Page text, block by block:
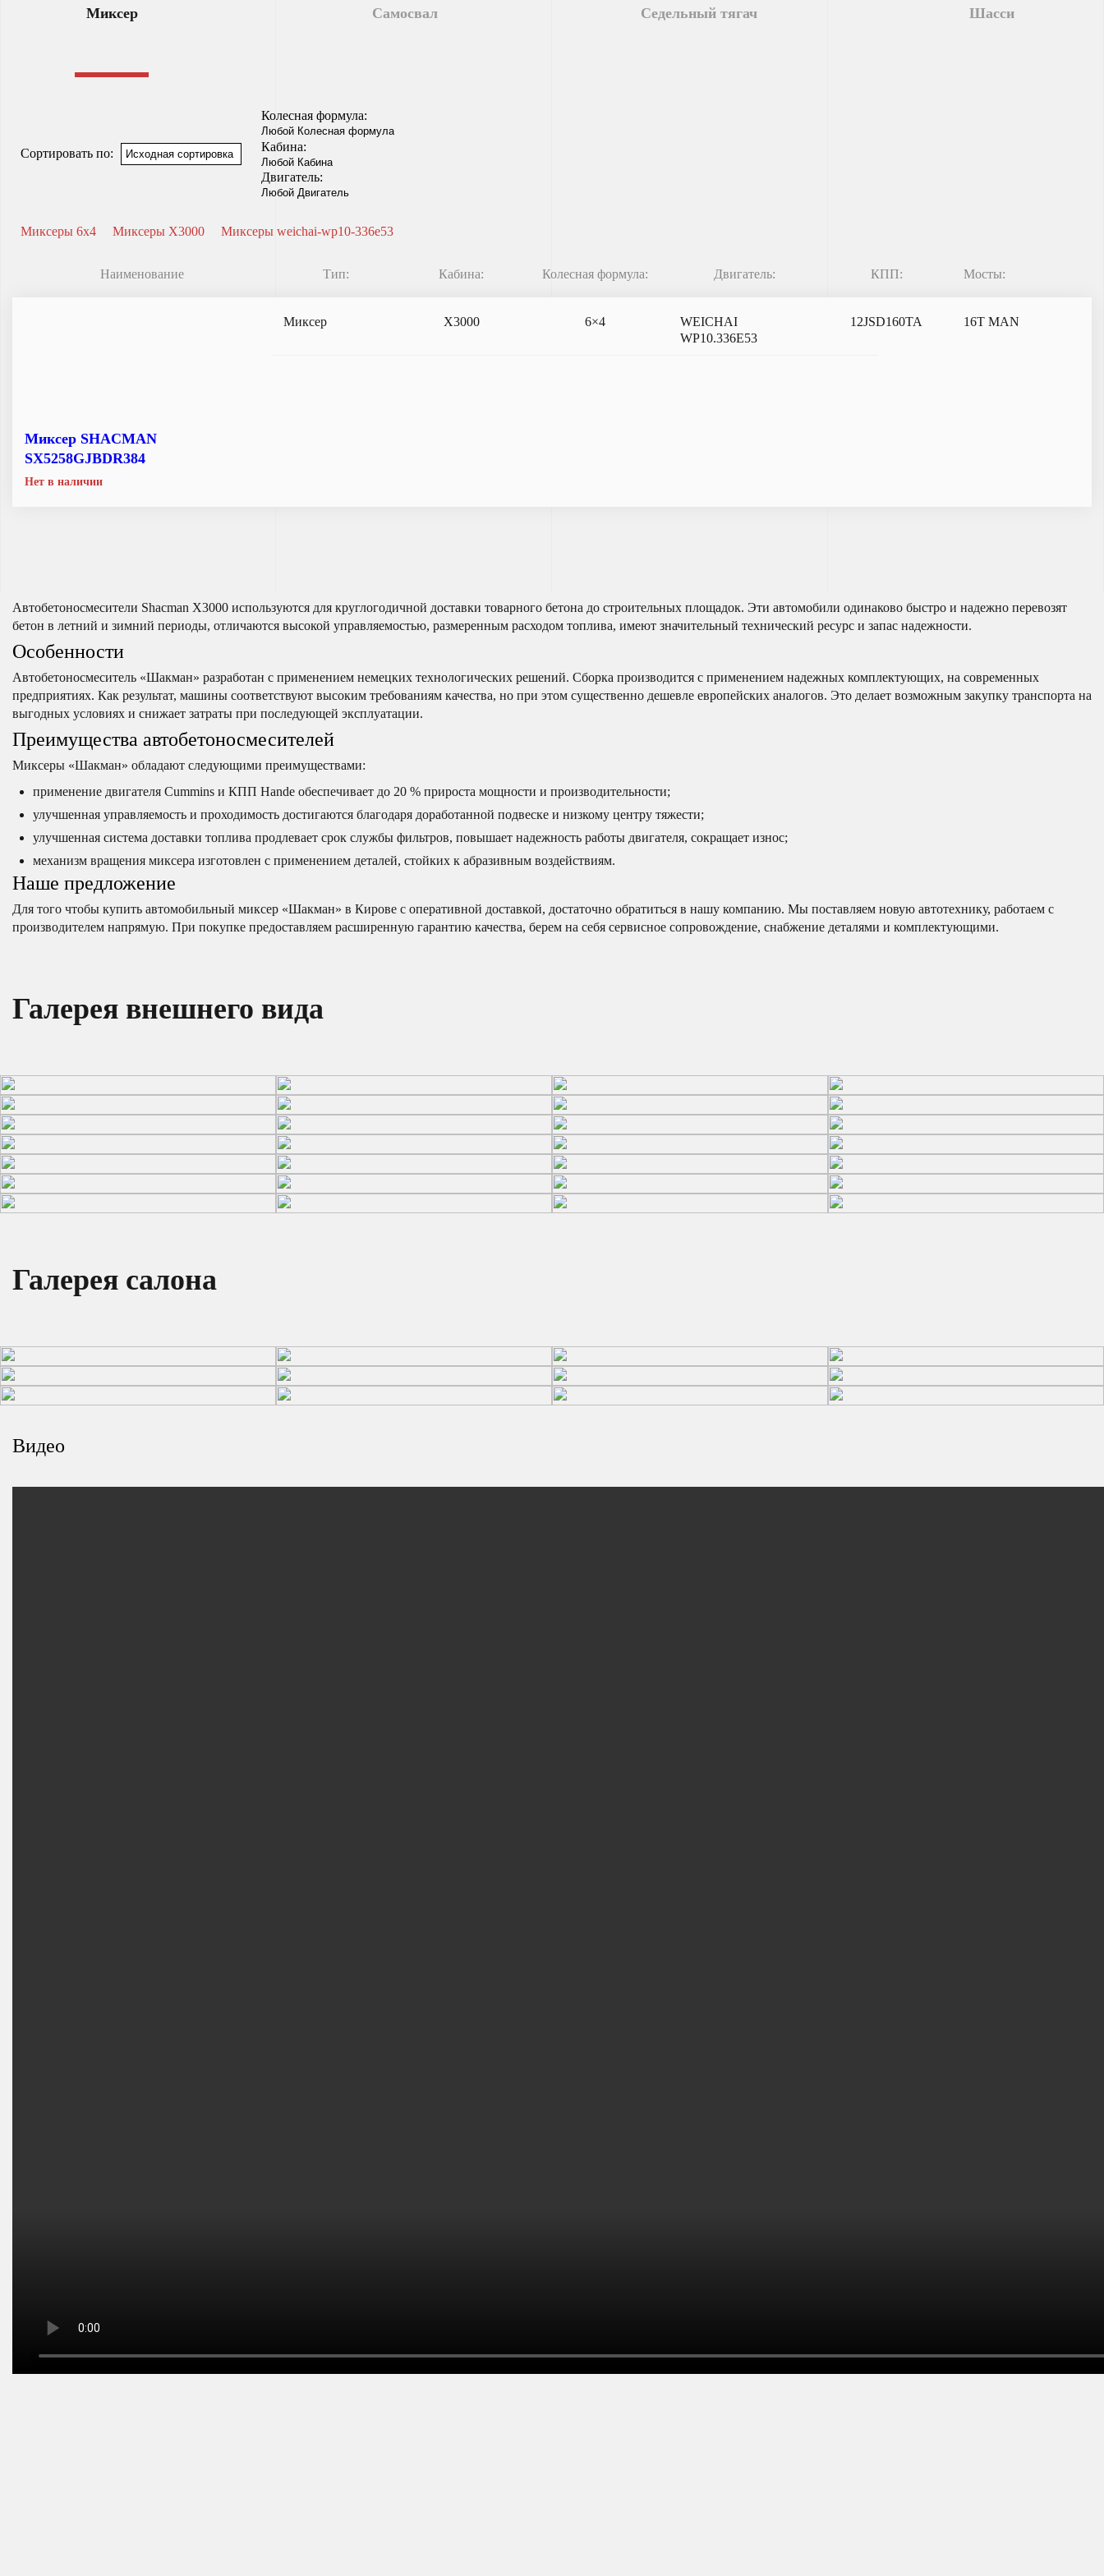
Миксер Самосвал Седельный тягач Шасси
Сортировать по:
Колесная формула:
Кабина:
Двигатель:
Миксеры 6x4 Миксеры X3000 Миксеры weichai-wp10-336e53
Наименование Тип: Кабина: Колесная формула: Двигатель: КПП: Мосты:
Миксер SHACMAN
SX5258GJBDR384
Нет в наличии
Миксер X3000 6×4
WEICHAI
WP10.336E53
12JSD160TA 16T MAN
Автобетоносмесители Shacman Х3000 используются для круглогодичной доставки товарного бетона до строительных площадок. Эти автомобили одинаково быстро и надежно перевозят
бетон в летний и зимний периоды, отличаются высокой управляемостью, размеренным расходом топлива, имеют значительный технический ресурс и запас надежности.
Особенности
Автобетоносмеситель «Шакман» разработан с применением немецких технологических решений. Сборка производится с применением надежных комплектующих, на современных
предприятиях. Как результат, машины соответствуют высоким требованиям качества, но при этом существенно дешевле европейских аналогов. Это делает возможным закупку транспорта на
выгодных условиях и снижает затраты при последующей эксплуатации.
Преимущества автобетоносмесителей
Миксеры «Шакман» обладают следующими преимуществами:
применение двигателя Cummins и КПП Hande обеспечивает до 20 % прироста мощности и производительности;
улучшенная управляемость и проходимость достигаются благодаря доработанной подвеске и низкому центру тяжести;
улучшенная система доставки топлива продлевает срок службы фильтров, повышает надежность работы двигателя, сокращает износ;
механизм вращения миксера изготовлен с применением деталей, стойких к абразивным воздействиям.
Наше предложение
Для того чтобы купить автомобильный миксер «Шакман» в Кирове с оперативной доставкой, достаточно обратиться в нашу компанию. Мы поставляем новую автотехнику, работаем с
производителем напрямую. При покупке предоставляем расширенную гарантию качества, берем на себя сервисное сопровождение, снабжение деталями и комплектующими.
Галерея внешнего вида
Галерея салона
Видео